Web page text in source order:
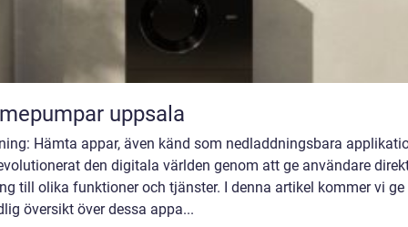
uppsala
Hämta appar, även känd som nedladdningsbara
den digitala världen genom att ge användare
till olika funktioner och tjänster. I denna artikel kommer vi ge
översikt över dessa appa...